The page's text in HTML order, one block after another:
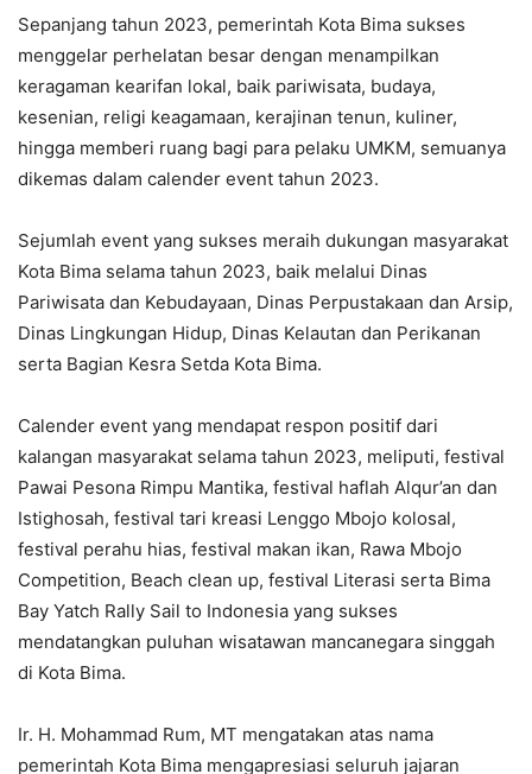
Sepanjang tahun 2023, pemerintah Kota Bima sukses
menggelar perhelatan besar dengan menampilkan
keragaman kearifan lokal, baik pariwisata, budaya,
kesenian, religi keagamaan, kerajinan tenun, kuliner,
hingga memberi ruang bagi para pelaku UMKM, semuanya
dikemas dalam calender event tahun 2023.
Sejumlah event yang sukses meraih dukungan masyarakat
Kota Bima selama tahun 2023, baik melalui Dinas
Pariwisata dan Kebudayaan, Dinas Perpustakaan dan Arsip,
Dinas Lingkungan Hidup, Dinas Kelautan dan Perikanan
serta Bagian Kesra Setda Kota Bima.
Calender event yang mendapat respon positif dari
kalangan masyarakat selama tahun 2023, meliputi, festival
Pawai Pesona Rimpu Mantika, festival haflah Alqur’an dan
Istighosah, festival tari kreasi Lenggo Mbojo kolosal,
festival perahu hias, festival makan ikan, Rawa Mbojo
Competition, Beach clean up, festival Literasi serta Bima
Bay Yatch Rally Sail to Indonesia yang sukses
mendatangkan puluhan wisatawan mancanegara singgah
di Kota Bima.
Ir. H. Mohammad Rum, MT mengatakan atas nama
pemerintah Kota Bima mengapresiasi seluruh jajaran